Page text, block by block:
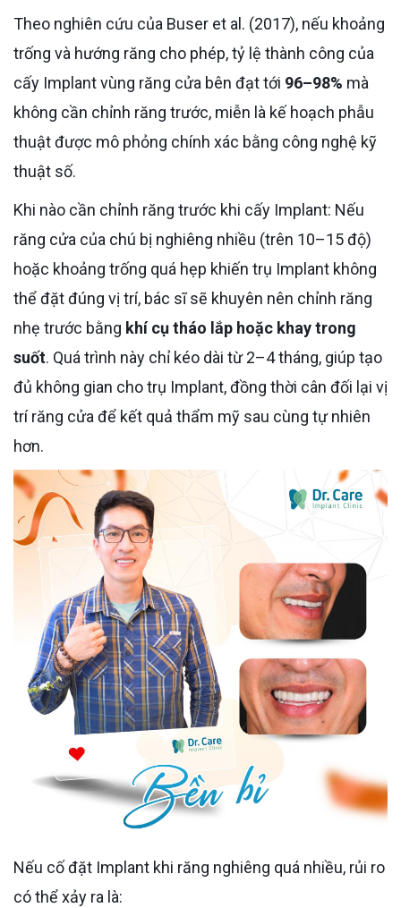
Theo nghiên cứu của Buser et al. (2017), nếu khoảng
trống và hướng răng cho phép, tỷ lệ thành công của
cấy Implant vùng răng cửa bên đạt tới 96–98% mà
không cần chỉnh răng trước, miễn là kế hoạch phẫu
thuật được mô phỏng chính xác bằng công nghệ kỹ
thuật số.
Khi nào cần chỉnh răng trước khi cấy Implant: Nếu
răng cửa của chú bị nghiêng nhiều (trên 10–15 độ)
hoặc khoảng trống quá hẹp khiến trụ Implant không
thể đặt đúng vị trí, bác sĩ sẽ khuyên nên chỉnh răng
nhẹ trước bằng khí cụ tháo lắp hoặc khay trong
suốt. Quá trình này chỉ kéo dài từ 2–4 tháng, giúp tạo
đủ không gian cho trụ Implant, đồng thời cân đối lại vị
trí răng cửa để kết quả thẩm mỹ sau cùng tự nhiên
hơn.
Nếu cố đặt Implant khi răng nghiêng quá nhiều, rủi ro
có thể xảy ra là: